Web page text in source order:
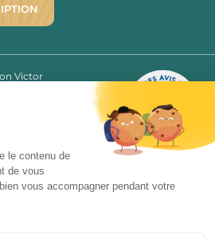
2780 AVIS
9.7/10
Victor
le contenu de
de vous
vous accompagner pendant votre